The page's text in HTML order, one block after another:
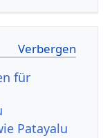
für
Patayalu